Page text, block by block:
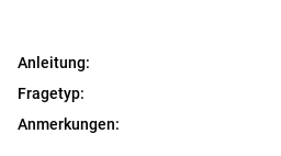
Anleitung:
Fragetyp:
Anmerkungen: